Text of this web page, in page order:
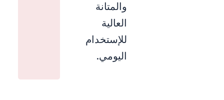
والمتانة
العالية
للإستخدام
اليومي.